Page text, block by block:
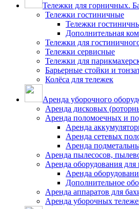
Тележки для горничных.
Тележки гостиничные
Тележки
Дополнительная
Тележки для
Тележки сервисные
Тележки для
Барьерные стойки и
Колёса для тележек
Аренда уборочного
Аренда дисковых
Аренда поломоечных и
Аренда
Аренда сетевых
Аренда
Аренда пылесосов,
Аренда оборудования
Аренда
Дополнительное
Аренда аппаратов для
Аренда уборочных